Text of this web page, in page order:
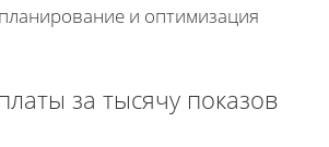
и оптимизация
за тысячу показов